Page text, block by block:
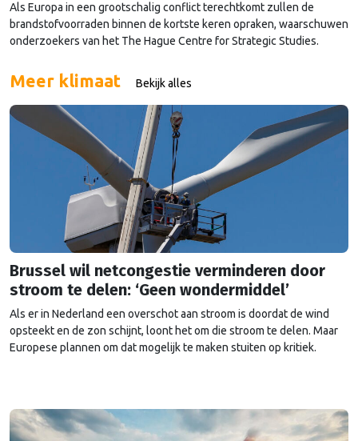
Als Europa in een grootschalig conflict terechtkomt zullen de
brandstofvoorraden binnen de kortste keren opraken, waarschuwen
onderzoekers van het The Hague Centre for Strategic Studies.
Meer klimaat Bekijk alles
Brussel wil netcongestie verminderen door
stroom te delen: ‘Geen wondermiddel’
Als er in Nederland een overschot aan stroom is doordat de wind
opsteekt en de zon schijnt, loont het om die stroom te delen. Maar
Europese plannen om dat mogelijk te maken stuiten op kritiek.